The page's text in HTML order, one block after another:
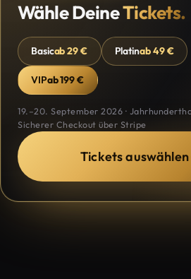
Wähle DeineTickets.
Basicab 29 € Platinab 49 €
VIPab 199 €
19.–20. September 2026 ·
Sicherer Checkout über Stripe
Tickets auswählen